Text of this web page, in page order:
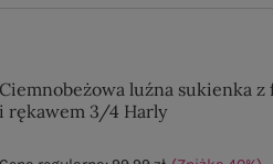
Ciemnobeżowa luźna sukienka z
i rękawem 3/4 Harly